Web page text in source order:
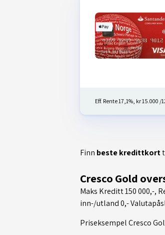
Eff. Rente 17,1%, kr 15.000
Finn beste kredittkort
Cresco Gold
Maks Kreditt 150 000,-,
inn-/utland 0,-
Priseksempel Cresco